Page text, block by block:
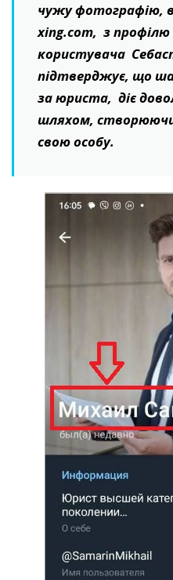
чужу фотографію,
xing.com, з профілю
користувача
підтверджує, що
за юриста, діє
шляхом,
свою особу.